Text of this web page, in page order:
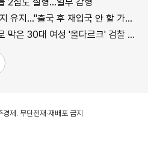
지…"출국 후 재입국 안 할 가능성"
은 30대 여성 '올다르크' 검찰 송치
제. 무단전재·재배포 금지